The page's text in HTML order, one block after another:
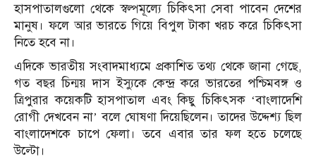
হাসপাতালগুলো থেকে স্বল্পমূল্যে চিকিৎসা সেবা পাবেন দেশের
মানুষ। ফলে আর ভারতে গিয়ে বিপুল টাকা খরচ করে চিকিৎসা
নিতে হবে না।
এদিকে ভারতীয় সংবাদমাধ্যমে প্রকাশিত তথ্য থেকে জানা গেছে,
গত বছর চিন্ময় দাস ইস্যুকে কেন্দ্র করে ভারতের পশ্চিমবঙ্গ ও
ত্রিপুরার কয়েকটি হাসপাতাল এবং কিছু চিকিৎসক ‘বাংলাদেশি
রোগী দেখবেন না’ বলে ঘোষণা দিয়েছিলেন। তাদের উদ্দেশ্য ছিল
বাংলাদেশকে চাপে ফেলা। তবে এবার তার ফল হতে চলেছে
উল্টো।